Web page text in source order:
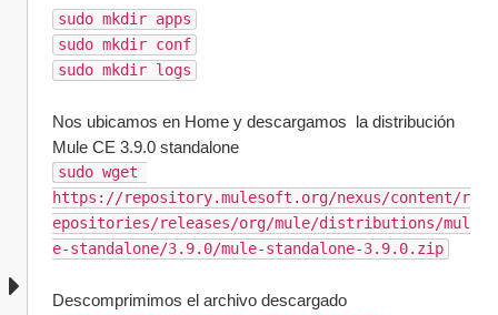
sudo mkdir apps
sudo mkdir conf
sudo mkdir logs
Nos ubicamos en Home y descargamos  la distribución
Mule CE 3.9.0 standalone
sudo wget
https://repository.mulesoft.org/nexus/content/r
epositories/releases/org/mule/distributions/mul
e-standalone/3.9.0/mule-standalone-3.9.0.zip
Descomprimimos el archivo descargado